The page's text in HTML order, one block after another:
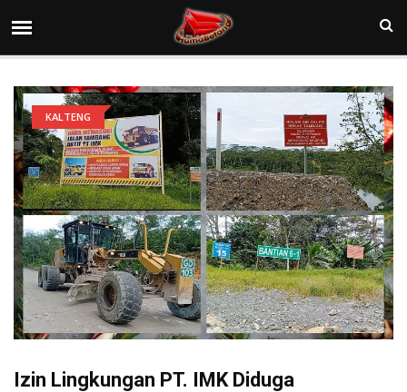
KALTENG
Izin Lingkungan PT. IMK Diduga